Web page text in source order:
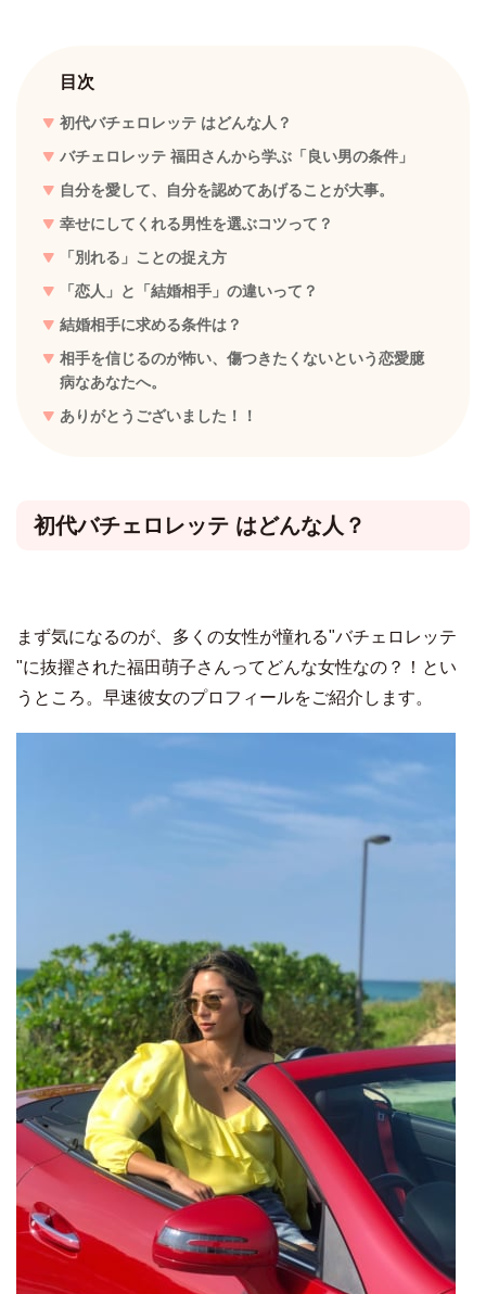
目次
初代バチェロレッテ はどんな人？
バチェロレッテ 福田さんから学ぶ「良い男の条件」
自分を愛して、自分を認めてあげることが大事。
幸せにしてくれる男性を選ぶコツって？
「別れる」ことの捉え方
「恋人」と「結婚相手」の違いって？
結婚相手に求める条件は？
相手を信じるのが怖い、傷つきたくないという恋愛臆
病なあなたへ。
ありがとうございました！！
初代バチェロレッテ はどんな人？
まず気になるのが、多くの女性が憧れる"バチェロレッテ
"に抜擢された福田萌子さんってどんな女性なの？！とい
うところ。早速彼女のプロフィールをご紹介します。